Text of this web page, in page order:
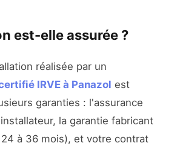
est-elle assurée ?
réalisée par un
IRVE à Panazol est
garanties : l'assurance
la garantie fabricant
à 36 mois), et votre contrat